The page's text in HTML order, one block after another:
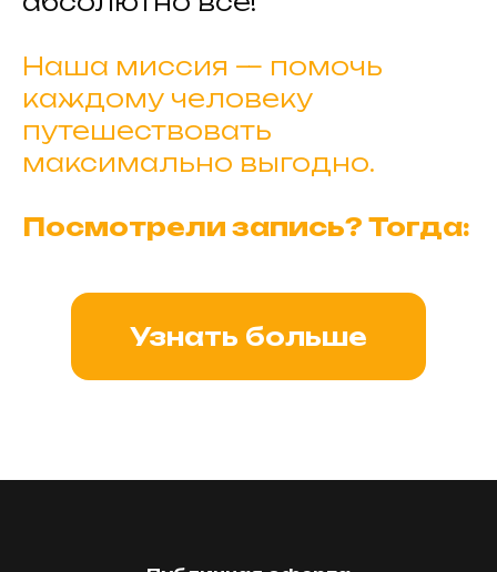
Наша миссия — помочь
каждому человеку
путешествовать
максимально выгодно.
Посмотрели запись? Тогда:
Узнать больше